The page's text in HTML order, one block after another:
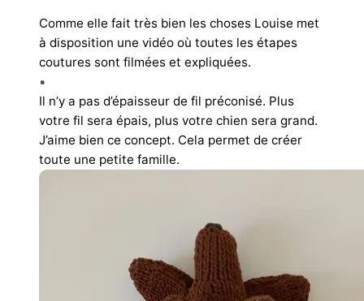
Comme elle fait très bien les choses Louise met
à disposition une vidéo où toutes les étapes
coutures sont filmées et expliquées.
▪︎
Il n’y a pas d’épaisseur de fil préconisé. Plus
votre fil sera épais, plus votre chien sera grand.
J’aime bien ce concept. Cela permet de créer
toute une petite famille.